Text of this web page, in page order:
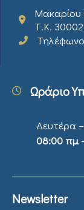
Τ.Κ. 30002
Ωράριο
Δευτέρα
08:00 πμ
Newsletter